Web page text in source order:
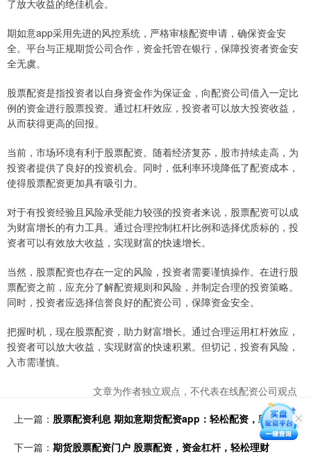
了放大收益的绝佳机会。
期如意app采用先进的风控系统，严格审核配资申请，确保资金安
全。平台与正规期货公司合作，资金托管在银行，保障投资者资金安
全无虞。
股票配资是指投资者以自身资金作为保证金，向配资公司借入一定比
例的资金进行股票投资。通过杠杆效应，投资者可以放大投资收益，
从而获得更高的回报。
当前，市场环境有利于股票配资。随着经济复苏，股市持续走高，为
投资者提供了良好的投资机会。同时，低利率环境降低了配资成本，
使得股票配资更加具有吸引力。
对于有投资经验且风险承受能力较强的投资者来说，股票配资可以成
为财富增长的有力工具。通过合理控制杠杆比例和选择优质标的，投
资者可以有效放大收益，实现财富的快速增长。
当然，股票配资也存在一定的风险，投资者需要谨慎操作。在进行股
票配资之前，应充分了解配资规则和风险，并制定合理的投资策略。
同时，投资者应选择信誉良好的配资公司，保障资金安全。
把握时机，现在股票配资，助力财富增长。通过合理运用杠杆效应，
投资者可以放大收益，实现财富的快速积累。但切记，投资有风险，
入市需谨慎。
文章为作者独立观点，不代表在线配资公司观点
上一篇： 股票配资利息 期如意期货配资app：轻松配资，助力投资
下一篇： 期货股票配资门户 股票配资，资金杠杆，轻松理财